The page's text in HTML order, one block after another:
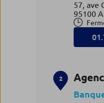
57, ave
95100
2